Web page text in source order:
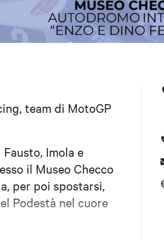
team di MotoGP
Imola e
il Museo Checco
per poi spostarsi,
Podestà nel cuore